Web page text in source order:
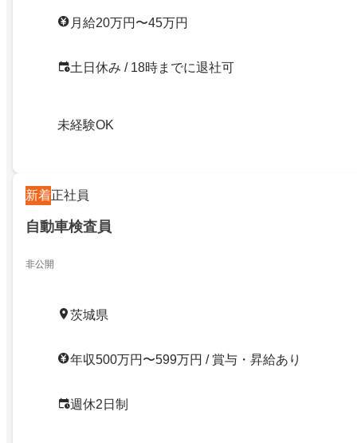
月給20万円〜45万円
土日休み / 18時までに退社可
未経験OK
新着正社員
自動車検査員
非公開
茨城県
年収500万円〜599万円 / 賞与・昇給あり
週休2日制